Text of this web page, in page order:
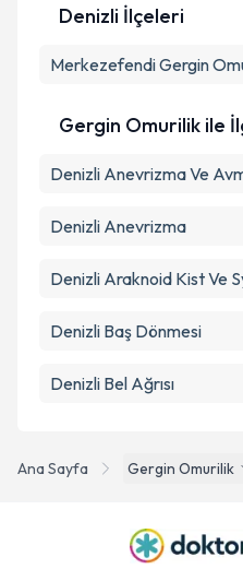
Ana Sayfa Gergin Omurilik
Denizli İlçeleri
MerkezefendiGergin
Gergin Omurilik ile
Denizli Anevrizma Ve
Denizli Anevrizma
Denizli Araknoid Kist Ve
Denizli Baş Dönmesi
Denizli Bel Ağrısı